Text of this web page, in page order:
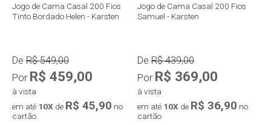
Jogo de Cama Casal 200 Fios
Tinto Bordado Helen - Karsten
De R$ 549,00
Por R$ 459,00
à vista
em até 10X de R$ 45,90 no
cartão
Jogo de Cama Casal 200 Fios
Samuel - Karsten
De R$ 439,00
Por R$ 369,00
à vista
em até 10X de R$ 36,90 no
cartão